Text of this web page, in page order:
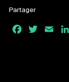
Partager
Facebook
Twitter